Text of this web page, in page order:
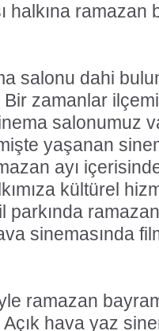
halkına ramazan
salonu dahi
zamanlar
salonumuz
yaşanan
ayı
kültürel
sinemasında
ramazan
hava yaz